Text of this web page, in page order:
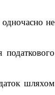
одночасно не
податкового
шляхом